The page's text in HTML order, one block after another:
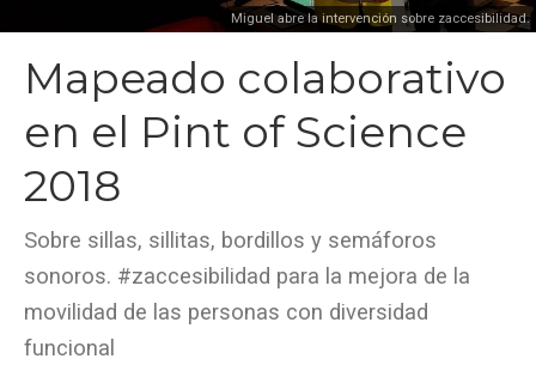
Miguel abre la intervención sobre zaccesibilidad.
Mapeado colaborativo
en el Pint of Science
2018
Sobre sillas, sillitas, bordillos y semáforos
sonoros. #zaccesibilidad para la mejora de la
movilidad de las personas con diversidad
funcional